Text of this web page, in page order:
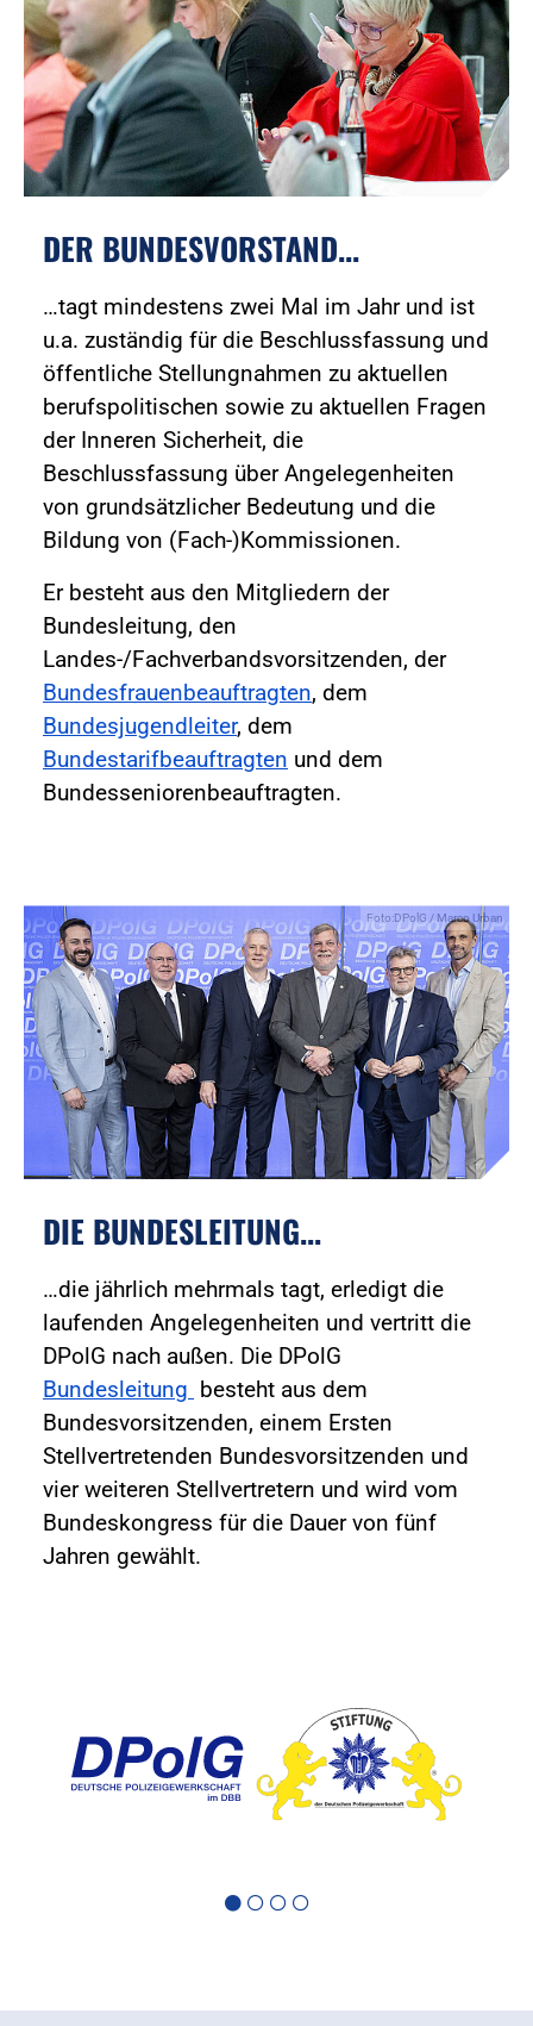
DER BUNDESVORSTAND...
…tagt mindestens zwei Mal im Jahr und ist
u.a. zuständig für die Beschlussfassung und
öffentliche Stellungnahmen zu aktuellen
berufspolitischen sowie zu aktuellen Fragen
der Inneren Sicherheit, die
Beschlussfassung über Angelegenheiten
von grundsätzlicher Bedeutung und die
Bildung von (Fach-)Kommissionen.
Er besteht aus den Mitgliedern der
Bundesleitung, den
Landes-/Fachverbandsvorsitzenden, der
Bundesfrauenbeauftragten, dem
Bundesjugendleiter, dem
Bundestarifbeauftragten und dem
Bundesseniorenbeauftragten.
DIE BUNDESLEITUNG...
…die jährlich mehrmals tagt, erledigt die
laufenden Angelegenheiten und vertritt die
DPolG nach außen. Die DPolG
Bundesleitung besteht aus dem
Bundesvorsitzenden, einem Ersten
Stellvertretenden Bundesvorsitzenden und
vier weiteren Stellvertretern und wird vom
Bundeskongress für die Dauer von fünf
Jahren gewählt.
Foto:DPolG / Marco Urban